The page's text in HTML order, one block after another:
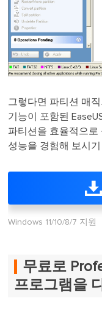
그렇다면 파티션 매
기능이 포함된
파티션을 효율적으로
성능을 경험해 보시
Windows 11/10/8/7 지원
무료로
프로그램을